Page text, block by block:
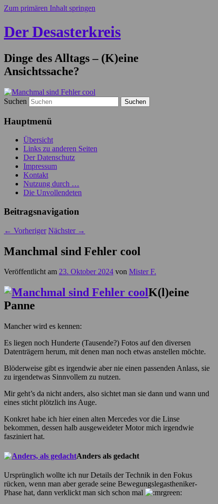
Zum primären Inhalt springen
Der Desasterkreis
Dinge des Alltags – (K)eine
Ansichtssache?
Suchen
Hauptmenü
Übersicht
Links zu anderen Seiten
Der Datenschutz
Impressum
Kontakt
Nutzung durch …
Die Unvollendeten
Beitragsnavigation
← Vorheriger Nächster →
Manchmal sind Fehler cool
Veröffentlicht am 23. Oktober 2024 von Mister F.
K(l)eine
Panne
Mancher wird es kennen:
Es liegen noch Hunderte (Tausende?) Fotos auf den diversen
Datenträgern herum, mit denen man noch etwas anstellen möchte.
Blöderweise gibt es irgendwie aber nie einen passenden Anlass, sie
zu irgendetwas Sinnvollem zu nutzen.
Mir geht’s da nicht anders, also sichtet man sie dann und wann und
eines sticht plötzlich ins Auge.
Konkret habe ich hier einen alten Mercedes vor die Linse
bekommen, dessen halb ausgeweideter Motor mich irgendwie
fasziniert hat.
Anders als gedacht
Ursprünglich wollte ich nur Details der Technik in den Fokus
rücken, wenn man aber gerade seine Bewegungslegastheniker-
Phase hat, dann verklickt man sich schon mal